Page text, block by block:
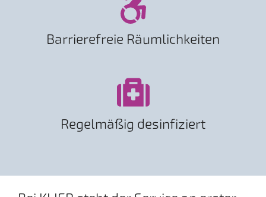
Barrierefreie Räumlichkeiten
Regelmäßig desinfiziert